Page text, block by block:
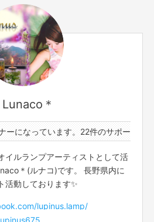
Lunaco＊
になっています。22件のサポーターと
イルランプアーティストとして活
＊(ルナコ)です。 長野県内に
活動しております✨
lupinus.lamp/